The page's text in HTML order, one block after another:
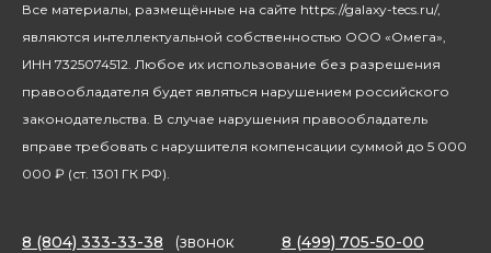
Посуда
Благотворительность
Все материалы, размещённые на сайте https://galaxy-tecs.ru/,
являются интеллектуальной собственностью ООО «Омега»,
ИНН 7325074512. Любое их использование без разрешения
правообладателя будет являться нарушением российского
законодательства. В случае нарушения правообладатель
вправе требовать с нарушителя компенсации суммой до 5 000
000 ₽ (ст. 1301 ГК РФ).
8 (804) 333-33-38
(звонок
8 (499) 705-50-00